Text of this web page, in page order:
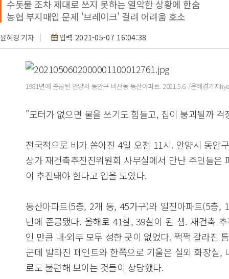
수돗물 조차 제대로 쓰지 못하는 열악한 상황에 한숨
농협 부지매입 문제 '브레이크' 걸려 어려움 호소
윤혜경 기자 입력 2021-05-07 16:04:38
1981년에 준공된 안양시 동안구 비산동 동산아파트. 2021.5.6. /윤혜경기자
"모터가 없으면 물을 쓰기도 힘들고, 집이 붕괴될까 걱
전국적으로 비가 쏟아진 4일 오전 11시. 안양시 동안
상가 재건축추진진위원회 사무실에서 만난 주민들은
이 추진돼야 한다고 입을 모았다.
동산아파트(5층, 2개 동, 45가구)와 일진아파트(5층
년에 준공됐다. 올해로 41살, 39살이 된 셈. 재건축
인 만큼 내·외부 모두 성한 곳이 없었다. 쩍쩍 갈라진
군데 발라진 페인트와 한쪽으로 기울은 실외 화장실,
로도 불편해 보이는 것들이 상당했다.